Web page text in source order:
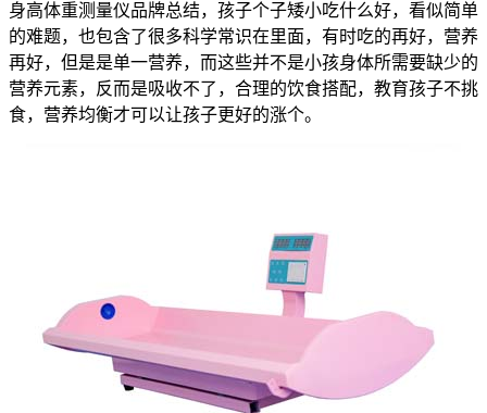
身高体重测量仪品牌总结，孩子个子矮小吃什么好，看似简单
的难题，也包含了很多科学常识在里面，有时吃的再好，营养
再好，但是是单一营养，而这些并不是小孩身体所需要缺少的
营养元素，反而是吸收不了，合理的饮食搭配，教育孩子不挑
食，营养均衡才可以让孩子更好的涨个。